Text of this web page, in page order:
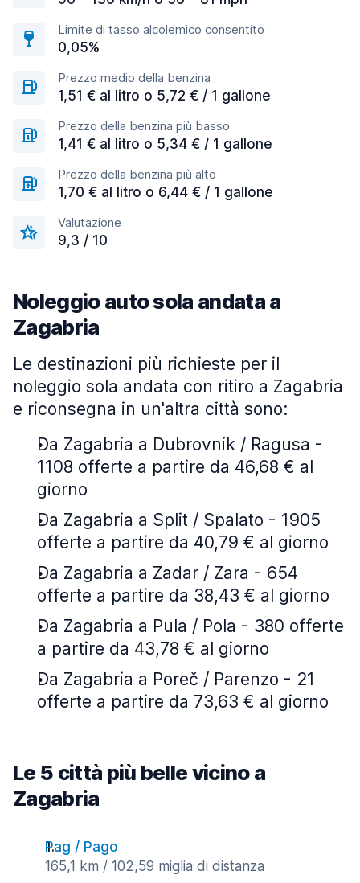
Limite di tasso alcolemico consentito
0,05%
Prezzo medio della benzina
1,51 € al litro o 5,72 € / 1 gallone
Prezzo della benzina più basso
1,41 € al litro o 5,34 € / 1 gallone
Prezzo della benzina più alto
1,70 € al litro o 6,44 € / 1 gallone
Valutazione
9,3 / 10
Noleggio auto sola andata a
Zagabria
Le destinazioni più richieste per il
noleggio sola andata con ritiro a Zagabria
e riconsegna in un'altra città sono:
Da Zagabria a Dubrovnik / Ragusa -
1108 offerte a partire da 46,68 € al
giorno
Da Zagabria a Split / Spalato - 1905
offerte a partire da 40,79 € al giorno
Da Zagabria a Zadar / Zara - 654
offerte a partire da 38,43 € al giorno
Da Zagabria a Pula / Pola - 380 offerte
a partire da 43,78 € al giorno
Da Zagabria a Poreč / Parenzo - 21
offerte a partire da 73,63 € al giorno
Le 5 città più belle vicino a
Zagabria
Pag / Pago
165,1 km / 102,59 miglia di distanza